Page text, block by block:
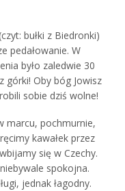
bułki z Biedronki)
pedałowanie. W
było zaledwie 30
górki! Oby bóg Jowisz
sobie dziś wolne!
marcu, pochmurnie,
kawałek przez
się w Czechy.
spokojna.
jednak łagodny.